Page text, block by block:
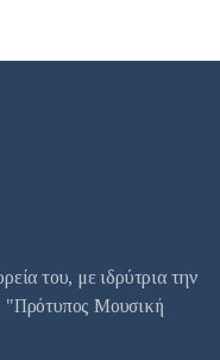
του, με ιδρύτρια την
"Πρότυπος Μουσική